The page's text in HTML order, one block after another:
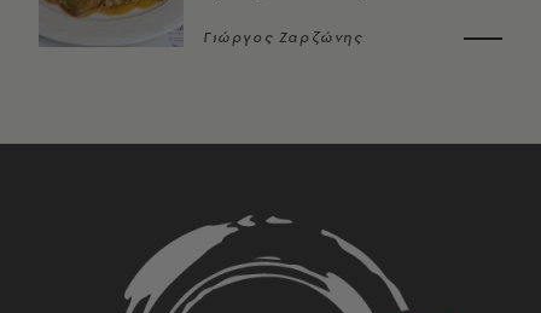
Γιώργος Ζαρζώνης